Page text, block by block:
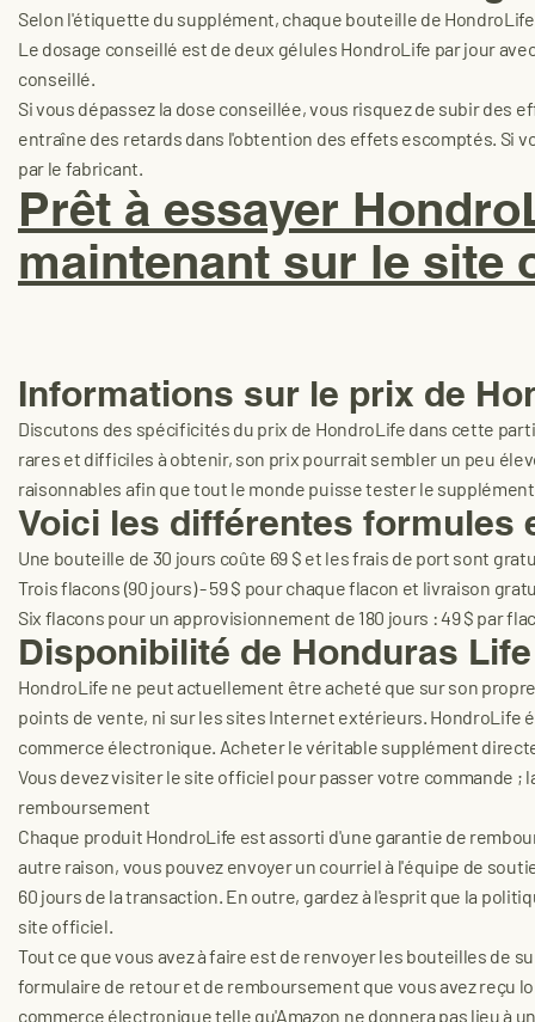
Selon l'étiquette du supplément, chaque bouteille de
Le dosage conseillé est de deux gélules HondroLife par jour
conseillé.
Si vous dépassez la dose conseillée, vous risquez de subir
entraîne des retards dans l'obtention des effets escomptés. Si
par le fabricant.
Prêt à essayer
maintenant sur le site
Informations sur le prix de
Discutons des spécificités du prix de HondroLife dans cette
rares et difficiles à obtenir, son prix pourrait sembler un peu
raisonnables afin que tout le monde puisse tester le
Voici les différentes formules
Une bouteille de 30 jours coûte 69 $ et les frais de port sont
Trois flacons (90 jours) - 59 $ pour chaque flacon et livraison
Six flacons pour un approvisionnement de 180 jours : 49 $ par
Disponibilité de Honduras
HondroLife ne peut actuellement être acheté que sur son
points de vente, ni sur les sites Internet extérieurs. HondroLife
commerce électronique. Acheter le véritable supplément
Vous devez visiter le site officiel pour passer votre commande
remboursement
Chaque produit HondroLife est assorti d'une garantie de
autre raison, vous pouvez envoyer un courriel à l'équipe de
60 jours de la transaction. En outre, gardez à l'esprit que la
site officiel.
Tout ce que vous avez à faire est de renvoyer les bouteilles de
formulaire de retour et de remboursement que vous avez reçu
commerce électronique telle qu'Amazon ne donnera pas lieu à